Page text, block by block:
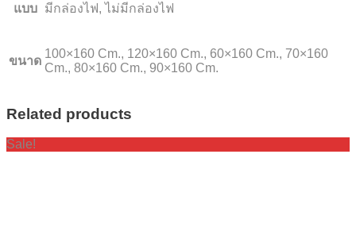
แบบ มีกล่องไฟ, ไม่มีกล่องไฟ
ขนาด
100×160 Cm., 120×160 Cm., 60×160 Cm., 70×160
Cm., 80×160 Cm., 90×160 Cm.
Related products
Sale!